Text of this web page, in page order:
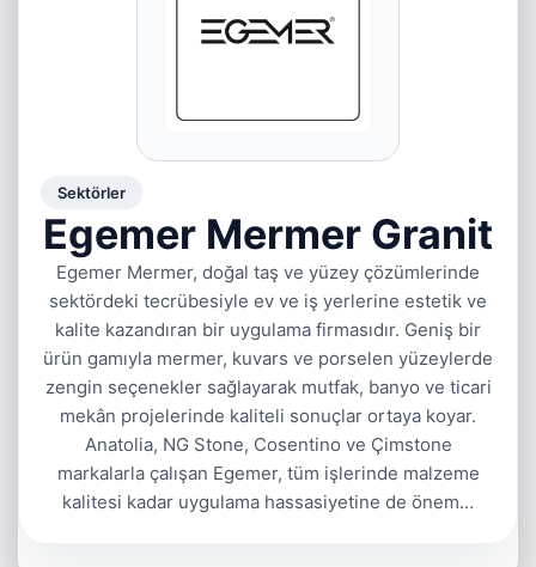
Sektörler
Egemer Mermer Granit
Egemer Mermer, doğal taş ve yüzey çözümlerinde
sektördeki tecrübesiyle ev ve iş yerlerine estetik ve
kalite kazandıran bir uygulama firmasıdır. Geniş bir
ürün gamıyla mermer, kuvars ve porselen yüzeylerde
zengin seçenekler sağlayarak mutfak, banyo ve ticari
mekân projelerinde kaliteli sonuçlar ortaya koyar.
Anatolia, NG Stone, Cosentino ve Çimstone
markalarla çalışan Egemer, tüm işlerinde malzeme
kalitesi kadar uygulama hassasiyetine de önem…